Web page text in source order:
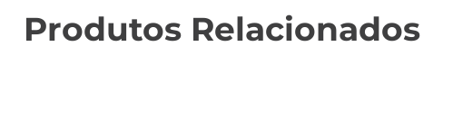
Produtos Relacionados